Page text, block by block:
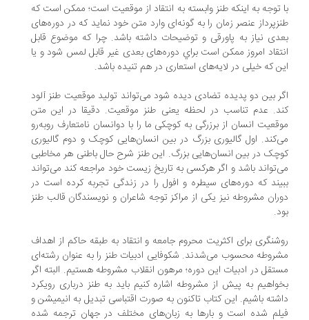
توجه به اينكه طنز وابسته به انتقاد از موقعيت است؛ ممكن است كه
عنصر زمان را به گونه‌ای وارد متن خود نمايد كه در دوره‌های
نياز به پاورقی و توضيحات داشته باشد. چرا كه موضوع قابل
امروز ممكن است براي دوره‌های بعدی غير قابل لمس شود و یا
که خیلی در لایه‌های استعاری در هم تنیده باشد.
بين دو پديده تضادی ديده شود می‌تواند توليد موقعيت طنز آلود
عدم تناسب در لحظه يعنی طنز موقعيت. دقیقا در این متن
انسان از برزرگی به کوچکی ما را با دوانسان نامتعارف روبه‌رو
اول گالیوری بزرگ در بین انسان‌هایی کوچک و دوم گالیوری
در بین انسان‌هایی بزرگ. این طنز شرح حال باطنی هر مخاطبی
باشد و اگر هرکسی به تاریخ زیست خود مراجعه کند می‌تواند
که دوره‌های سیطره و افول را در زندگی تجربه کرده است در
مشروطه نيز يكی از مراكز توجه شاعران و نويسندگان قالب طنز
برای اكثريت محروم جامعه و انتقاد به طبقه حاكم از اهداف
محسوب می‌شدند. شكوفایی ادبيات طنز را به عنوان رشته‌ای
در ادبيات اين دوره؛ مرهون انقلاب مشروطه هستيم. البته اگر
به پيش از مشروطه اشاره كنيم بايد به طنز درباری رويكرد
باشيم. این کتاب تاکنون به صورت اقتباسی تبدیل به انیمیشن و
شده است و بارها به زبان‌های مختلف در جهان ترجمه شده